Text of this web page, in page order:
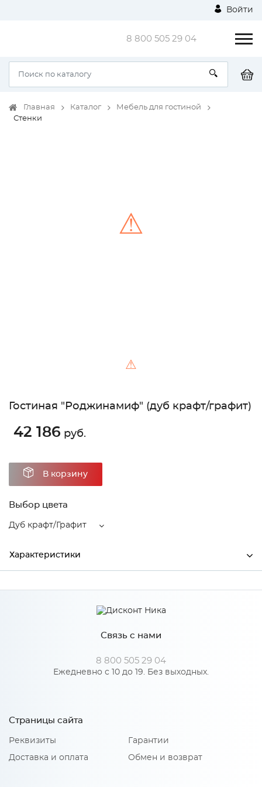
Войти
8 800 505 29 04
Главная Каталог
Мебель для гостиной
Стенки
⚠
⚠
Гостиная "Роджинамиф" (дуб крафт/графит)
42 186 руб.
В корзину
Выбор цвета
Дуб крафт/Графит
Характеристики
Ширина 3200
1826
350
МиФ
Особенности
Связь с нами
8 800 505 29 04
Ежедневно с 10 до 19. Без выходных.
Страницы сайта
Реквизиты
Доставка и оплата
Гарантии
Обмен и возврат